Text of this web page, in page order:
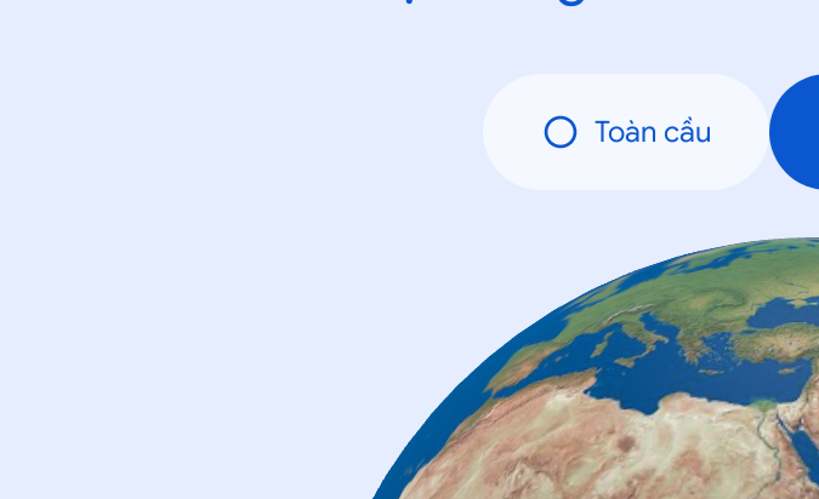
Toàn cầu